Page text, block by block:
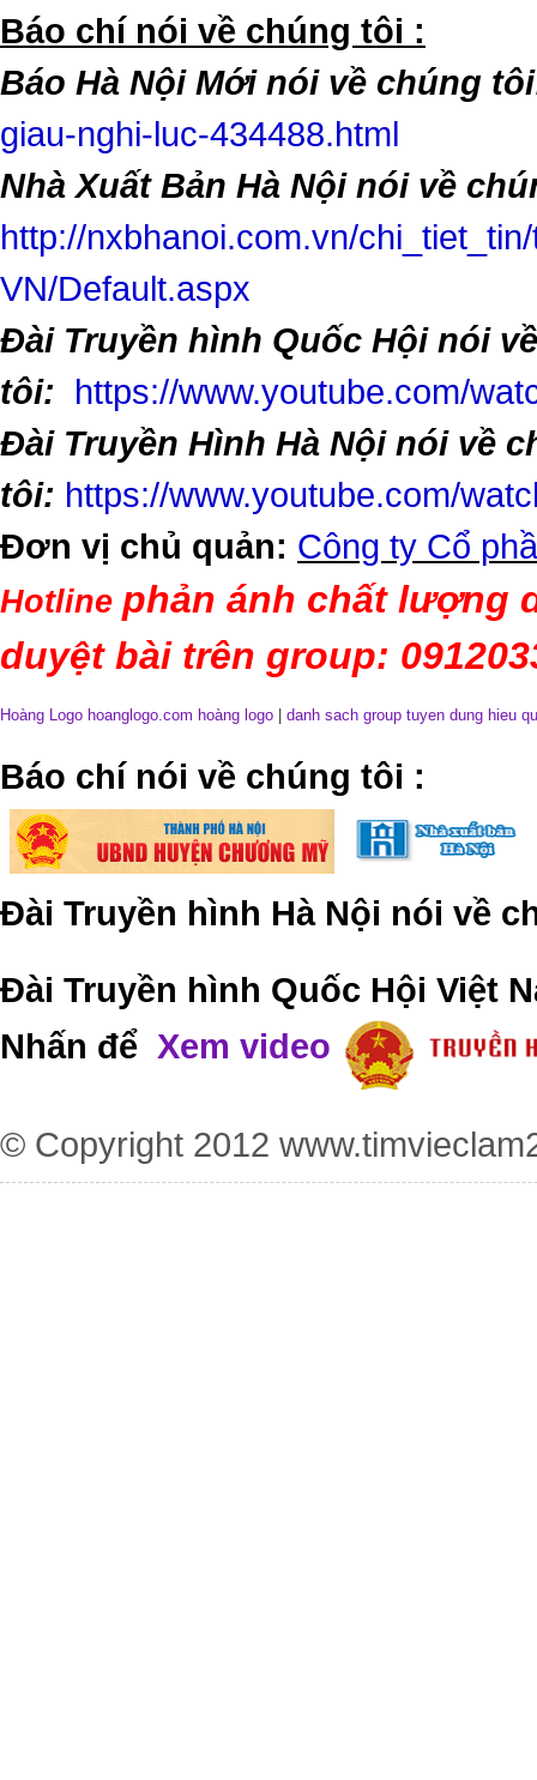
​Báo chí nói về chúng tôi :
Báo Hà Nội Mới nói về chúng
giau-nghi-luc-434488.html
Nhà Xuất Bản Hà Nội nói về
http://nxbhanoi.com.vn/
VN/Default.aspx
Đài Truyền hình Quốc Hội nói
tôi:
https://www.youtube.com/
Đài Truyền Hình Hà Nội nói về
tôi: https://www.youtube.com/
Đơn vị chủ quản: Công ty Cổ
Hotline phản ánh chất lượng
duyệt bài trên group:
Hoàng Logo hoanglogo.com hoàng logo danh sach group tuyen dung hieu
​Báo chí nói về chúng tôi :
Đài Truyền hình Hà Nội nói về
Đài Truyền hình Quốc Hội Việt
Nhấn để Xem video
© Copyright 2012